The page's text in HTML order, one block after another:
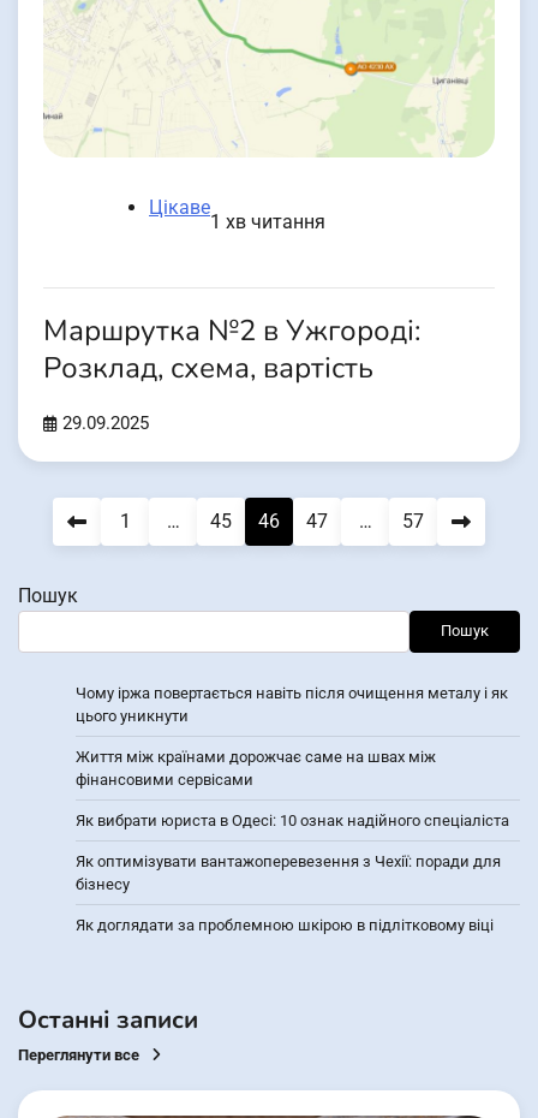
Цікаве
1 хв читання
Маршрутка №2 в Ужгороді:
Розклад, схема, вартість
29.09.2025
Пагінація
1 … 45 46 47 … 57
Пошук
Пошук
Чому іржа повертається навіть після очищення металу і як
цього уникнути
Життя між країнами дорожчає саме на швах між
фінансовими сервісами
Як вибрати юриста в Одесі: 10 ознак надійного спеціаліста
Як оптимізувати вантажоперевезення з Чехії: поради для
бізнесу
Як доглядати за проблемною шкірою в підлітковому віці
Останні записи
Переглянути все